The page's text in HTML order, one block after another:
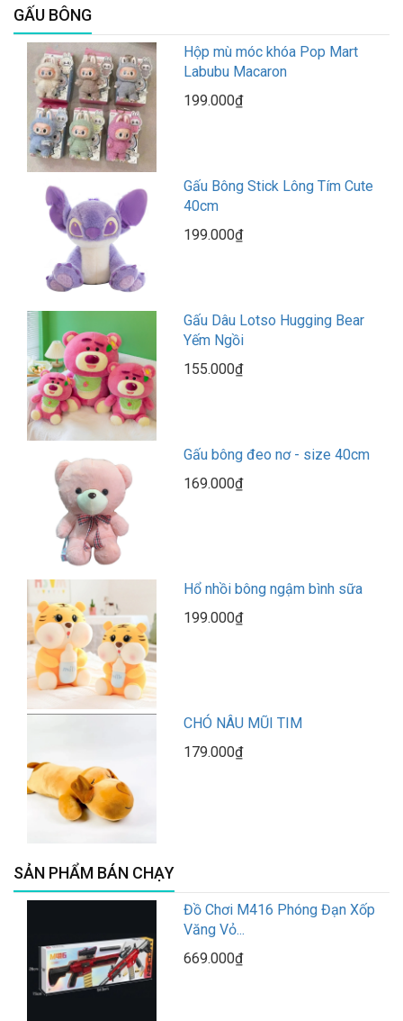
GẤU BÔNG
Hộp mù móc khóa Pop Mart
Labubu Macaron
199.000₫
Gấu Bông Stick Lông Tím Cute
40cm
199.000₫
Gấu Dâu Lotso Hugging Bear
Yếm Ngồi
155.000₫
Gấu bông đeo nơ - size 40cm
169.000₫
Hổ nhồi bông ngậm bình sữa
199.000₫
CHÓ NÂU MŨI TIM
179.000₫
SẢN PHẨM BÁN CHẠY
Đồ Chơi M416 Phóng Đạn Xốp
Văng Vỏ...
669.000₫